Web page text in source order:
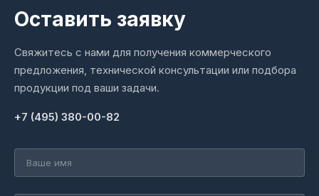
Оставить заявку
Свяжитесь с нами для получения коммерческого
предложения, технической консультации или подбора
продукции под ваши задачи.
+7 (495) 380-00-82